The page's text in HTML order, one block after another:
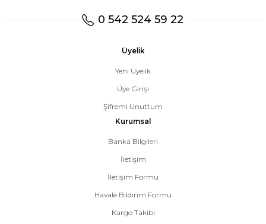
0 542 524 59 22
Üyelik
Yeni Üyelik
Üye Girişi
Şifremi Unuttum
Kurumsal
Banka Bilgileri
İletişim
İletişim Formu
Havale Bildirim Formu
Kargo Takibi